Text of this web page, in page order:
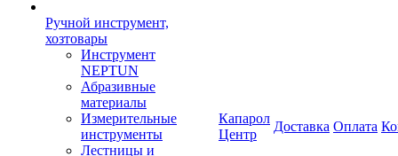
Ручной инструмент,
хозтовары
Инструмент
NEPTUN
Абразивные
материалы
Измерительные
инструменты
Лестницы и
Капарол
Центр
Доставка Оплата